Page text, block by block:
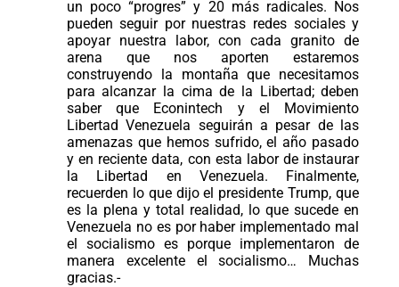
un poco “progres” y 20 más radicales. Nos
pueden seguir por nuestras redes sociales y
apoyar nuestra labor, con cada granito de
arena que nos aporten estaremos
construyendo la montaña que necesitamos
para alcanzar la cima de la Libertad; deben
saber que Econintech y el Movimiento
Libertad Venezuela seguirán a pesar de las
amenazas que hemos sufrido, el año pasado
y en reciente data, con esta labor de instaurar
la Libertad en Venezuela. Finalmente,
recuerden lo que dijo el presidente Trump, que
es la plena y total realidad, lo que sucede en
Venezuela no es por haber implementado mal
el socialismo es porque implementaron de
manera excelente el socialismo… Muchas
gracias.-